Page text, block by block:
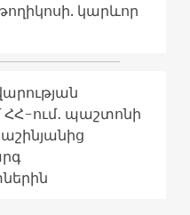
կարևոր
ՀՀ-ում․ պաշտոնի